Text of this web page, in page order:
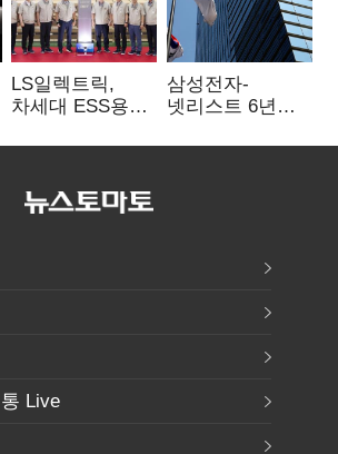
LS일렉트릭,
차세대 ESS용
출하
삼성전자-
넷리스트 6년
기술 협력 확대
Live